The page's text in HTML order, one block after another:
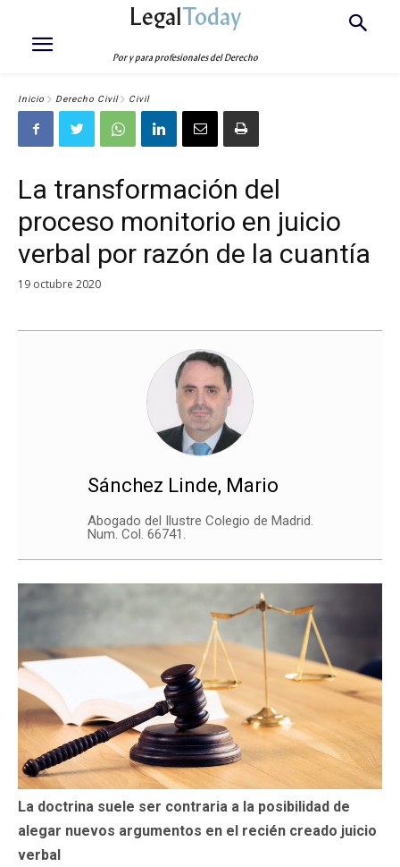
LegalToday
Por y para profesionales del Derecho
Inicio Derecho Civil Civil
La transformación del
proceso monitorio en juicio
verbal por razón de la cuantía
19 octubre 2020
Sánchez Linde, Mario
Abogado del Ilustre Colegio de Madrid.
Num. Col. 66741.
La doctrina suele ser contraria a la posibilidad de
alegar nuevos argumentos en el recién creado juicio
verbal